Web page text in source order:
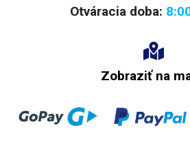
Otváracia doba:
Zobraziť na